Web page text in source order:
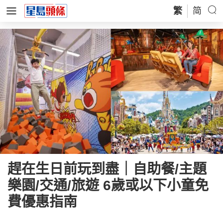
繁 简
趕在生日前玩到盡｜自助餐/主題
樂園/交通/旅遊 6歲或以下小童免
費優惠指南